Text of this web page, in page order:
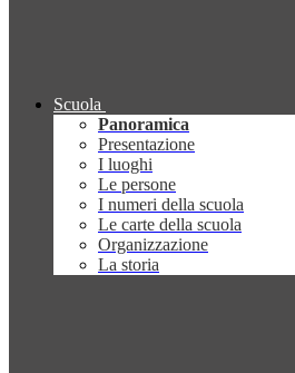
Scuola
Panoramica
Presentazione
I luoghi
Le persone
I numeri della scuola
Le carte della scuola
Organizzazione
La storia